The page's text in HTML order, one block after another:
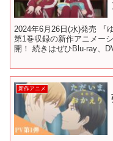
2024年6月26日(水)発売 『
第1巻収録の新作アニメー
開！ 続きはぜひBlu-ray、
新作アニメ